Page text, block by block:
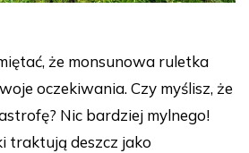
że monsunowa ruletka
oczekiwania. Czy myślisz, że
Nic bardziej mylnego!
traktują deszcz jako